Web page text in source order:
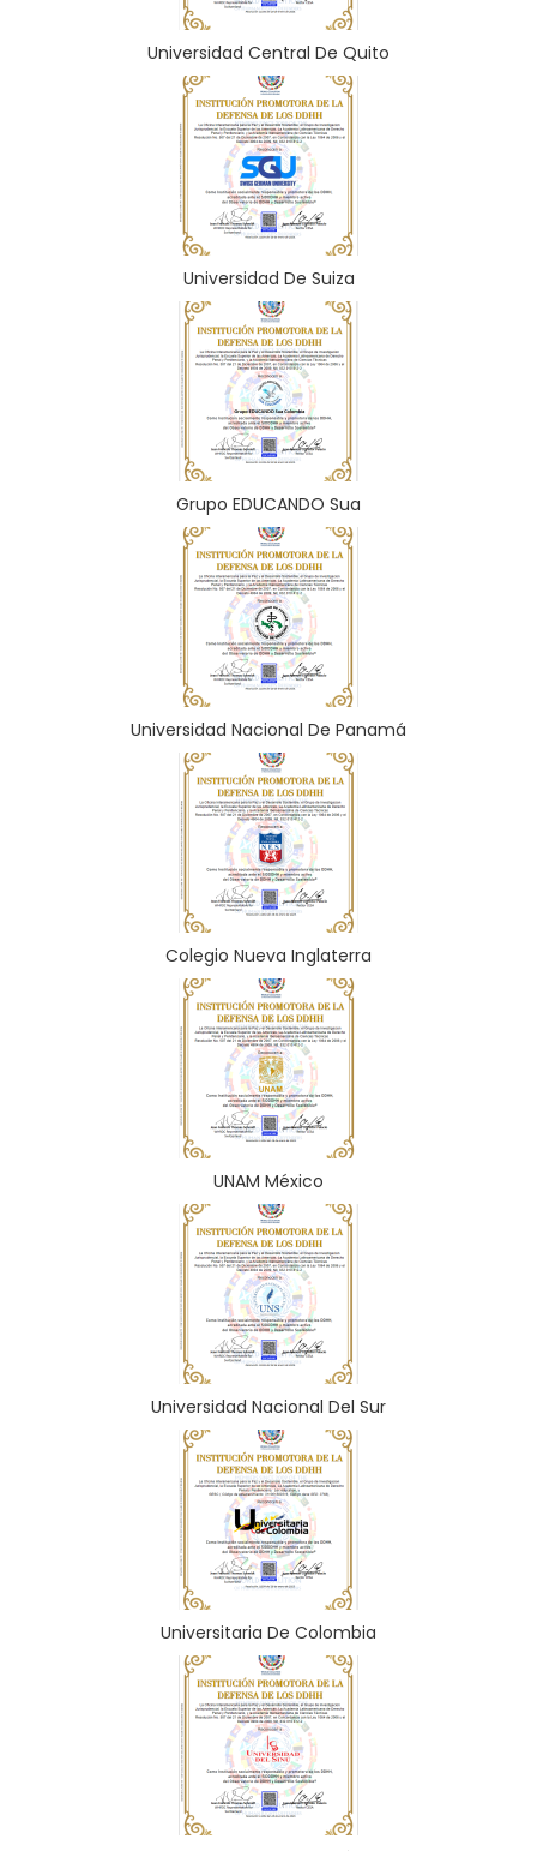
Universidad Central De Quito
Universidad De Suiza
Grupo EDUCANDO Sua
Universidad Nacional De Panamá
Colegio Nueva Inglaterra
UNAM México
Universidad Nacional Del Sur
Universitaria De Colombia